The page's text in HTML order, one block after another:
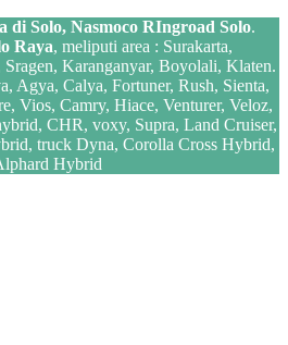
di Solo, Nasmoco RIngroad Solo.
Raya, meliputi area : Surakarta,
Karanganyar, Boyolali, Klaten.
Agya, Calya, Fortuner, Rush, Sienta,
Vios, Camry, Hiace, Venturer, Veloz,
CHR, voxy, Supra, Land Cruiser,
truck Dyna, Corolla Cross Hybrid,
Hybrid